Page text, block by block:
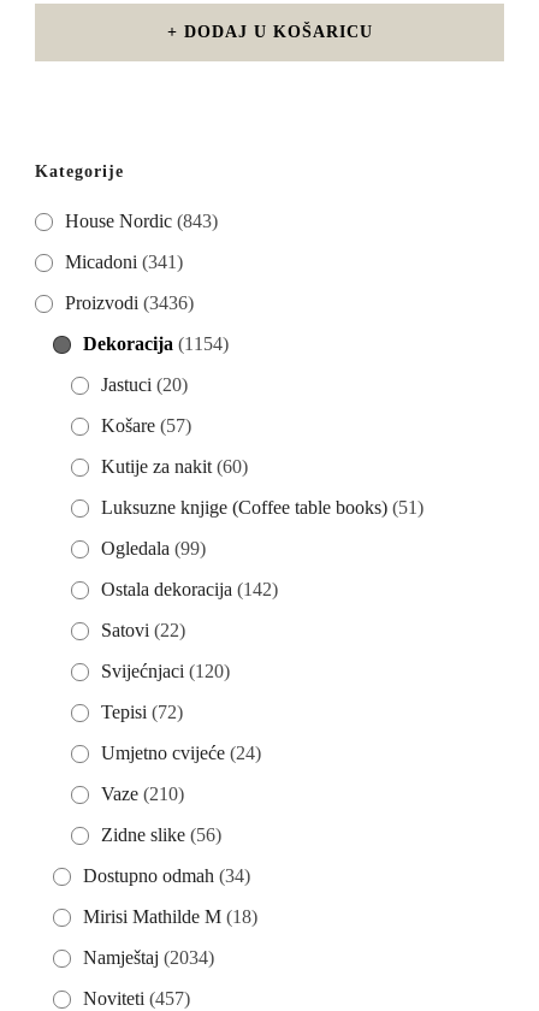
BILA
JE:
DODAJ U KOŠARICU
Kategorije
House Nordic (843)
Micadoni (341)
Proizvodi (3436)
Dekoracija (1154)
Jastuci (20)
Košare (57)
Kutije za nakit (60)
Luksuzne knjige (Coffee table books) (51)
Ogledala (99)
Ostala dekoracija (142)
Satovi (22)
Svijećnjaci (120)
Tepisi (72)
Umjetno cvijeće (24)
Vaze (210)
Zidne slike (56)
Dostupno odmah (34)
Mirisi Mathilde M (18)
Namještaj (2034)
Noviteti (457)